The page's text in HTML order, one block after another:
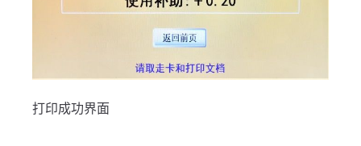
打印成功界面